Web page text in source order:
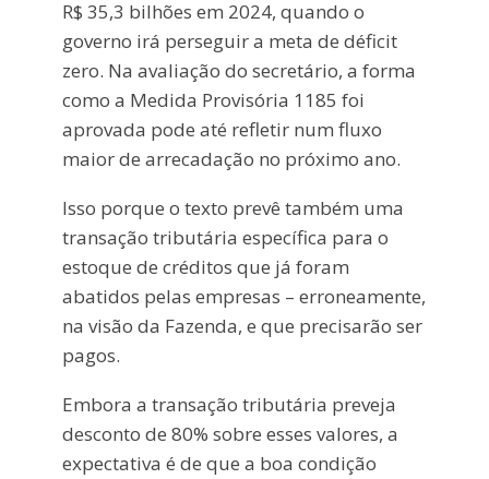
R$ 35,3 bilhões em 2024, quando o
governo irá perseguir a meta de déficit
zero. Na avaliação do secretário, a forma
como a Medida Provisória 1185 foi
aprovada pode até refletir num fluxo
maior de arrecadação no próximo ano.
Isso porque o texto prevê também uma
transação tributária específica para o
estoque de créditos que já foram
abatidos pelas empresas – erroneamente,
na visão da Fazenda, e que precisarão ser
pagos.
Embora a transação tributária preveja
desconto de 80% sobre esses valores, a
expectativa é de que a boa condição